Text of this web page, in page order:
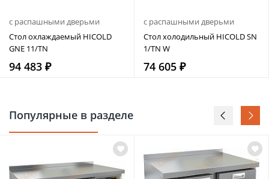
с распашными дверьми
Стол охлаждаемый HICOLD
GNE 11/TN
94 483 ₽
с распашными дверьми
Стол холодильный HICOLD SN
1/TN W
74 605 ₽
Популярные в разделе